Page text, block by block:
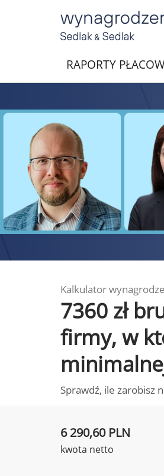
RAPORTY
Kalkulator
7360 zł
firmy, w
Sprawdź, ile zarobisz
6 290,60 PLN
kwota netto